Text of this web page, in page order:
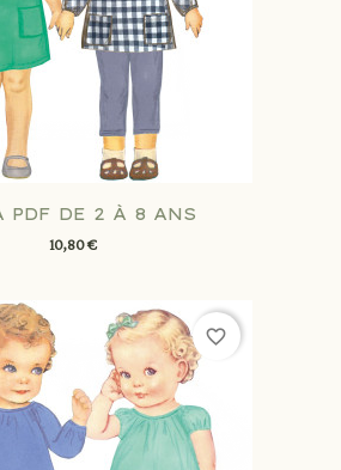
PDF DE 2 À 8 ANS
10,80 €
favorite_border